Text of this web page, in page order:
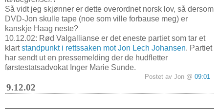
Så vidt jeg skjønner er dette overordnet norsk lov, så dersom
DVD-Jon skulle tape (noe som ville forbause meg) er
kanskje Haag neste?
10.12.02: Rød Valgallianse er det eneste partiet som tar et
klartstandpunkt i rettssaken mot Jon Lech Johansen. Partiet
har sendt ut en pressemelding der de hudfletter
førstestatsadvokat Inger Marie Sunde.
Postet av Jon @ 09:01
9.12.02